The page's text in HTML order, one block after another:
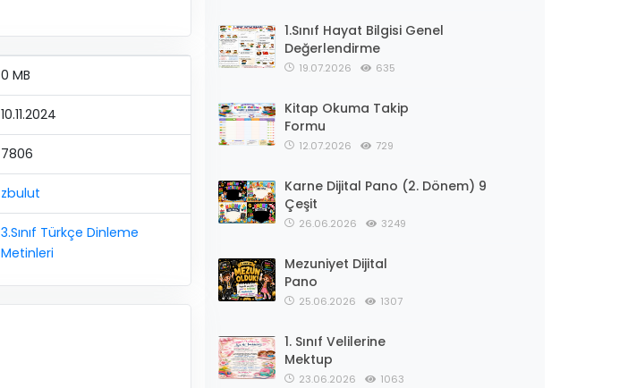
0 MB
10.11.2024
7806
zbulut
3.Sınıf Türkçe Dinleme
Metinleri
1.Sınıf Hayat Bilgisi Genel
Değerlendirme
19.07.2026 635
Kitap Okuma Takip
Formu
12.07.2026 729
Karne Dijital Pano (2. Dönem) 9
Çeşit
26.06.2026 3249
Mezuniyet Dijital
Pano
25.06.2026 1307
1. Sınıf Velilerine
Mektup
23.06.2026 1063